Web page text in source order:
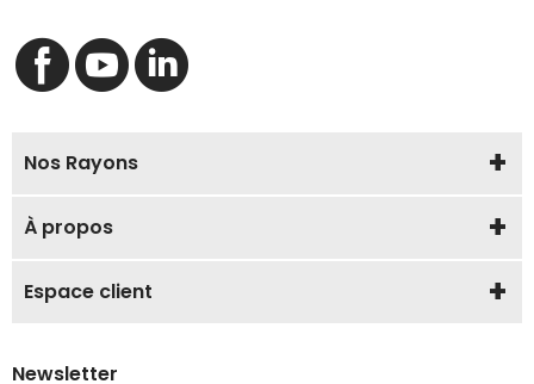
Nos Rayons
À propos
Espace client
Newsletter